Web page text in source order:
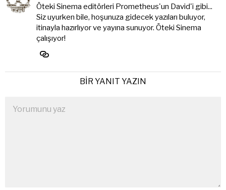
Öteki Sinema editörleri Prometheus'un David'i gibi...
Siz uyurken bile, hoşunuza gidecek yazıları buluyor,
itinayla hazırlıyor ve yayına sunuyor. Öteki Sinema
çalışıyor!
BIR YANIT YAZIN